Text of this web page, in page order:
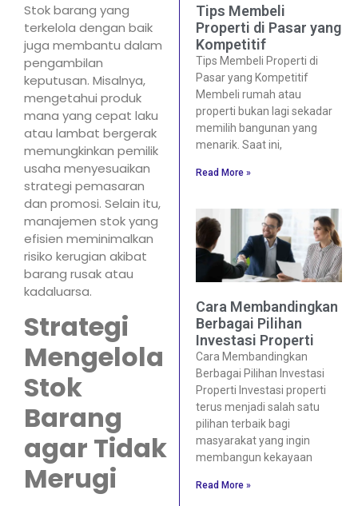
Stok barang yang
terkelola dengan baik
juga membantu dalam
pengambilan
keputusan. Misalnya,
mengetahui produk
mana yang cepat laku
atau lambat bergerak
memungkinkan pemilik
usaha menyesuaikan
strategi pemasaran
dan promosi. Selain itu,
manajemen stok yang
efisien meminimalkan
risiko kerugian akibat
barang rusak atau
kadaluarsa.
Strategi
Mengelola
Stok
Barang
agar Tidak
Merugi
Tips Membeli
Properti di Pasar yang
Kompetitif
Tips Membeli Properti di
Pasar yang Kompetitif
Membeli rumah atau
properti bukan lagi sekadar
memilih bangunan yang
menarik. Saat ini,
Read More »
Cara Membandingkan
Berbagai Pilihan
Investasi Properti
Cara Membandingkan
Berbagai Pilihan Investasi
Properti Investasi properti
terus menjadi salah satu
pilihan terbaik bagi
masyarakat yang ingin
membangun kekayaan
Read More »